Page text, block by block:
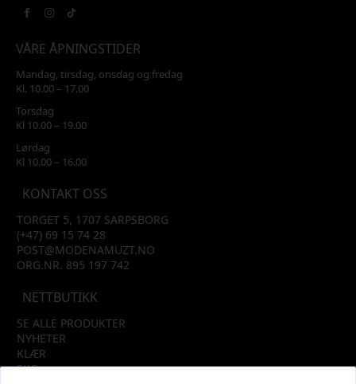
VÅRE ÅPNINGSTIDER
Mandag, tirsdag, onsdag og fredag
Kl. 10.00 – 17.00
Torsdag
Kl 10.00 – 19.00
Lørdag
Kl 10.00 – 16.00
KONTAKT OSS
TORGET 5, 1707 SARPSBORG
(+47) 69 15 74 28
POST@MODENAMUZT.NO
ORG.NR. 895 197 742
NETTBUTIKK
SE ALLE PRODUKTER
NYHETER
KLÆR
SKO